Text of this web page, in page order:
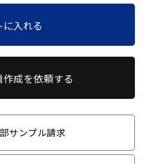
に入れる
成を依頼する
サンプル請求